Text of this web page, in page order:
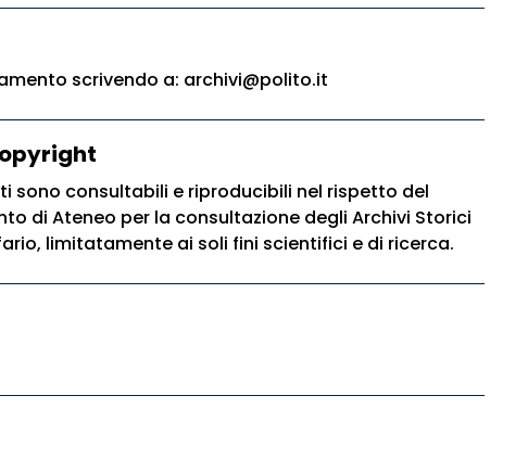
scrivendo a: archivi@polito.it
sono consultabili e riproducibili nel rispetto del
di Ateneo per la consultazione degli Archivi Storici
limitatamente ai soli fini scientifici e di ricerca.